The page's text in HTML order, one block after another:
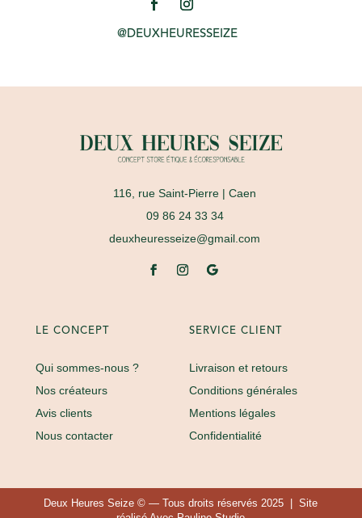
@DEUXHEURESSEIZE
116, rue Saint-Pierre | Caen
09 86 24 33 34
deuxheuresseize@gmail.com
LE CONCEPT
Qui sommes-nous ?
Nos créateurs
Avis clients
Nous contacter
SERVICE CLIENT
Livraison et retours
Conditions générales
Mentions légales
Confidentialité
Deux Heures Seize © — Tous droits réservés 2025 | Site